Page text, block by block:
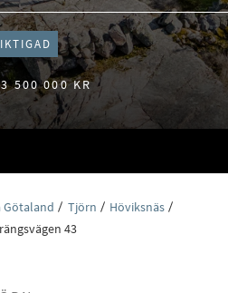
3 500 000 KR
Götaland Tjörn
Höviksnäs
43